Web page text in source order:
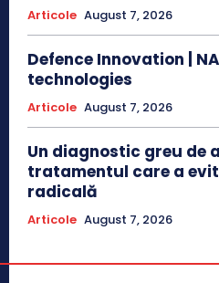
Articole August 7, 2026
Defence Innovation |
technologies
Articole August 7, 2026
Un diagnostic greu de
tratamentul care a
radicală
Articole August 7, 2026